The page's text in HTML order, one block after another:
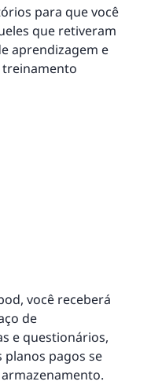
para que você
que retiveram
aprendizagem e
treinamento
você receberá
de
e questionários,
planos pagos se